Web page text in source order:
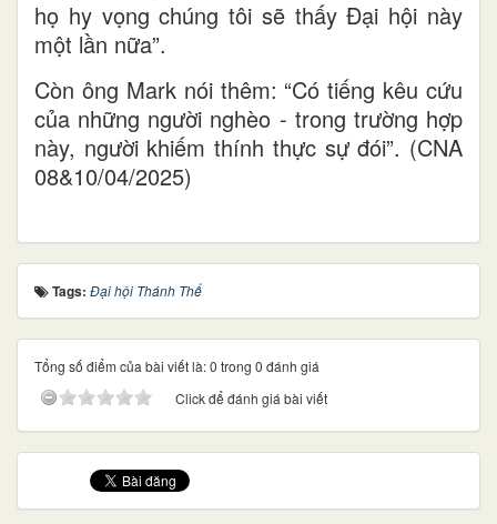
họ hy vọng chúng tôi sẽ thấy Đại hội này
một lần nữa”.
Còn ông Mark nói thêm: “Có tiếng kêu cứu
của những người nghèo - trong trường hợp
này, người khiếm thính thực sự đói”. (CNA
08&10/04/2025)
Tags: Đại hội Thánh Thể
Tổng số điểm của bài viết là: 0 trong 0 đánh giá
Click để đánh giá bài viết